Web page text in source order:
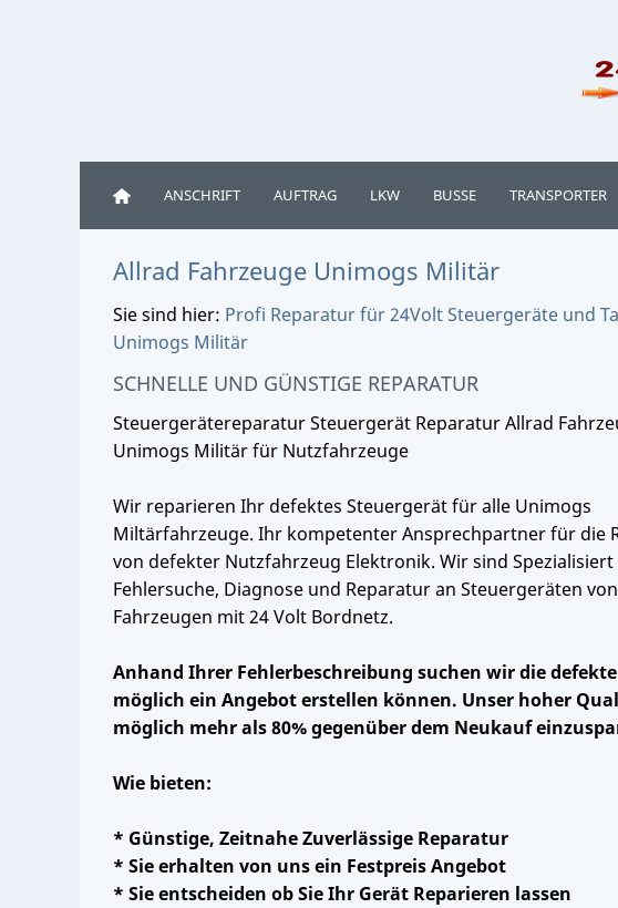
ANSCHRIFT AUFTRAG LKW BUSSE TRANSPORTER
Allrad Fahrzeuge Unimogs Militär
Sie sind hier: Profi Reparatur für 24Volt Steuergeräte und
Unimogs Militär
SCHNELLE UND GÜNSTIGE REPARATUR
Steuergerätereparatur Steuergerät Reparatur Allrad
Unimogs Militär für Nutzfahrzeuge
Wir reparieren Ihr defektes Steuergerät für alle Unimogs
Miltärfahrzeuge. Ihr kompetenter Ansprechpartner für die
von defekter Nutzfahrzeug Elektronik. Wir sind
Fehlersuche, Diagnose und Reparatur an Steuergeräten von
Fahrzeugen mit 24 Volt Bordnetz.
Anhand Ihrer Fehlerbeschreibung suchen wir die
möglich ein Angebot erstellen können. Unser hoher
möglich mehr als 80% gegenüber dem Neukauf
Wie bieten:
* Günstige, Zeitnahe Zuverlässige Reparatur
* Sie erhalten von uns ein Festpreis Angebot
* Sie entscheiden ob Sie Ihr Gerät Reparieren lassen